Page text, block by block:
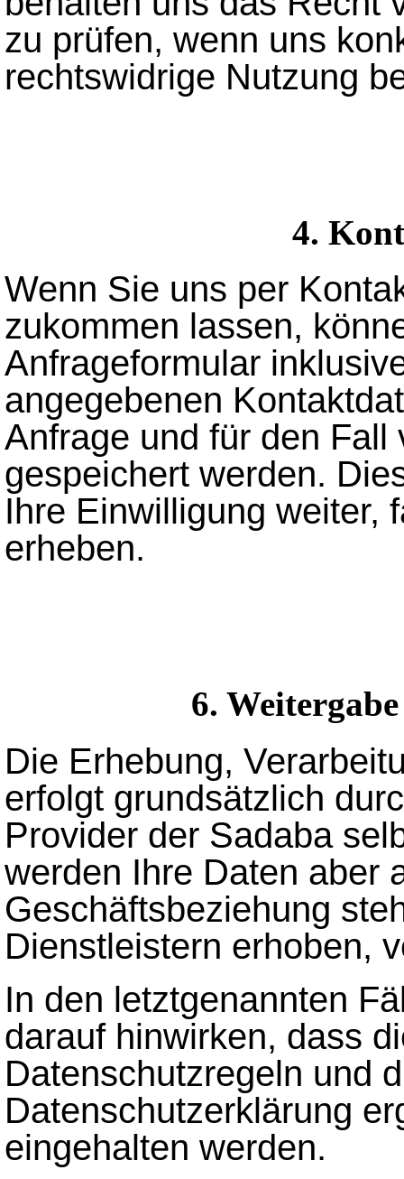
zu prüfen, wenn uns
rechtswidrige Nutzung
4.
Wenn Sie uns per
zukommen lassen,
Anfrageformular
angegebenen
Anfrage und für den
gespeichert werden.
Ihre Einwilligung weiter,
erheben.
6.
Die Erhebung,
erfolgt grundsätzlich
Provider der Sadaba
werden Ihre Daten aber
Geschäftsbeziehung
Dienstleistern erhoben,
In den letztgenannten
darauf hinwirken, dass
Datenschutzregeln und
Datenschutzerklärung
eingehalten werden.